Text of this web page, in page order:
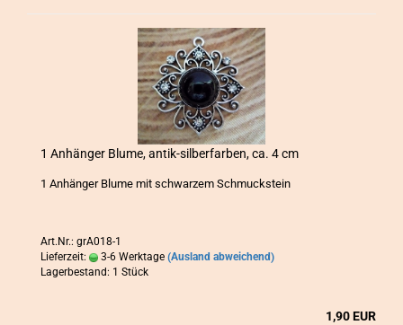
1 An­hän­ger Blume, antik-​​sil­ber­far­ben, ca. 4 cm
1 An­hän­ger Blume mit schwar­zem Schmuck­stein
Art.Nr.: grA018-1
Lieferzeit:
3-6 Werktage (Ausland abweichend)
Lagerbestand: 1 Stück
1,90 EUR